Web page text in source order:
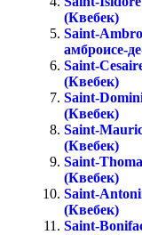
(Квебек)
Saint-
амброисе-
Saint-
(Квебек)
Saint-
(Квебек)
Saint-
(Квебек)
Saint-
(Квебек)
Saint-
(Квебек)
Saint-